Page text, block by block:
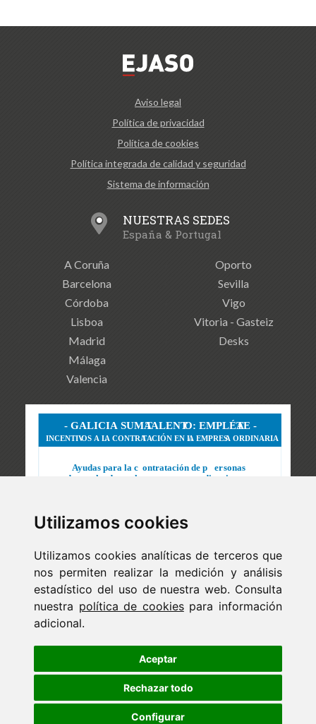
Utilizamos cookies
Utilizamos cookies analíticas de terceros que
nos permiten realizar la medición y análisis
estadístico del uso de nuestra web. Consulta
nuestra política de cookiespara información
adicional.
Aceptar
Rechazar todo
Configurar
Aviso legal
Política de privacidad
Política de cookies
Política integrada de calidad y seguridad
Sistema de información
NUESTRAS SEDES
España & Portugal
A Coruña
Barcelona
Córdoba
Lisboa
Madrid
Málaga
Valencia
Oporto
Sevilla
Vigo
Vitoria - Gasteiz
Desks
ejaso_comunica@ejaso.com
(+34) 915 341 480